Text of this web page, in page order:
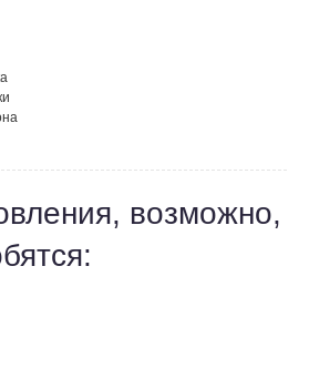
возможно,